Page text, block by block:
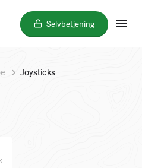
Selvbetjening
Joysticks